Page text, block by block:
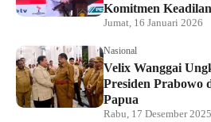
Komitmen
Jumat, 16 Januari 2026
Nasional
Velix Wanggai
Presiden Prabowo
Papua
Rabu, 17 Desember 2025